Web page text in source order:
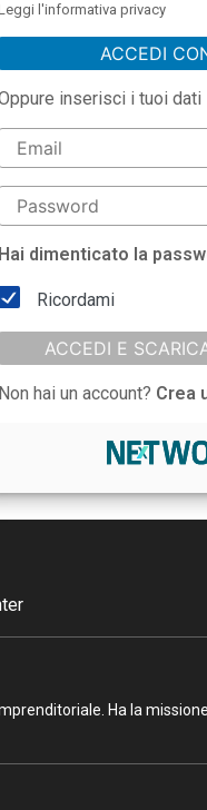
l'informativa privacy
ACCEDI
inserisci i tuoi dati
Hai dimenticato la
Ricordami
ACCEDI E
Non hai un account? Crea
Ha la